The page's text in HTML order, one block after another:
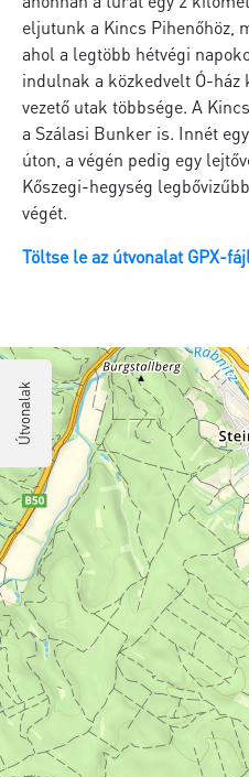
eljutunk a Kincs Pihenőhöz,
ahol a legtöbb hétvégi
indulnak a közkedvelt Ó-
vezető utak többsége. A
a Szálasi Bunker is. Innét
úton, a végén pedig egy
Kőszegi-hegység
végét.
Töltse le az útvonalat GPX-
Útvonalak